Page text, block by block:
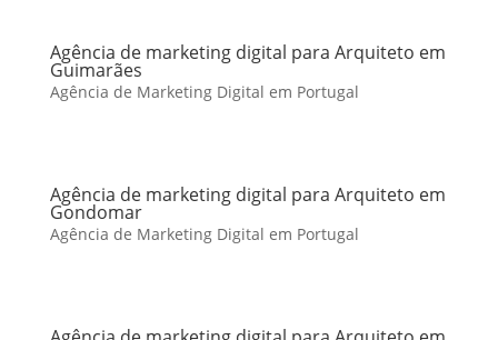
Agência de marketing digital para Arquiteto em
Guimarães
Agência de Marketing Digital em Portugal
Agência de marketing digital para Arquiteto em
Gondomar
Agência de Marketing Digital em Portugal